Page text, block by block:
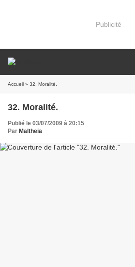
Publicité
Accueil » 32. Moralité.
32. Moralité.
Publié le 03/07/2009 à 20:15
Par Maltheia